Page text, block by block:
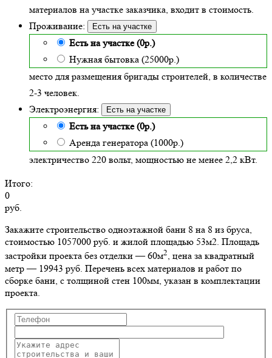
материалов на участке заказчика, входит в стоимость.
Проживание:
Есть на участке
Есть на участке (0р.)
Нужная бытовка (25000р.)
место для размещения бригады строителей, в количестве
2-3 человек.
Электроэнергия:
Есть на участке
Есть на участке (0р.)
Аренда генератора (1000р.)
электричество 220 вольт, мощностью не менее 2,2 кВт.
Итого:
0
руб.
Закажите строительство одноэтажной бани 8 на 8 из бруса,
стоимостью 1057000 руб. и жилой площадью 53м2. Площадь
застройки проекта без отделки — 60м2, цена за квадратный
метр — 19943 руб. Перечень всех материалов и работ по
сборке бани, с толщиной стен 100мм, указан в комплектации
проекта.